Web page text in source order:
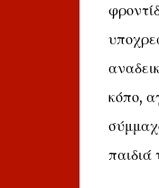
κόπο,
παιδιά